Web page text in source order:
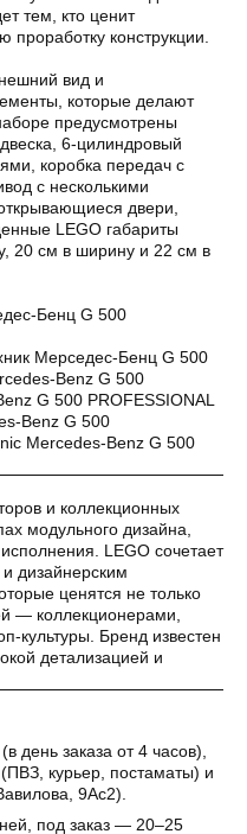
тем, кто ценит
проработку конструкции.
вид и
которые делают
предусмотрены
6-цилиндровый
коробка передач с
с несколькими
двери,
LEGO габариты
20 см в ширину и 22 см в
Бенц G 500
Мерседес-Бенц G 500
Benz G 500
G 500 PROFESSIONAL
Benz G 500
Mercedes-Benz G 500
и коллекционных
модульного дизайна,
LEGO сочетает
дизайнерским
ценятся не только
— коллекционерами,
культуры. Бренд известен
детализацией и
день заказа от 4 часов),
курьер, постаматы) и
9Ас2).
под заказ — 20–25
две недели.
Через
4 недели
25%
Через
6 недель
25%
переплат
картой